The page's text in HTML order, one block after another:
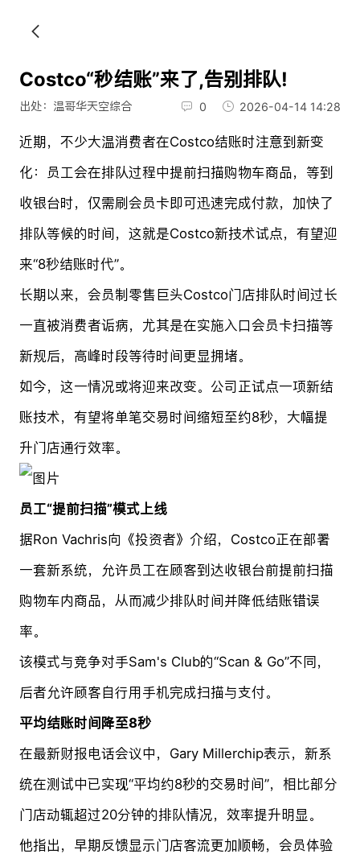
Costco“秒结账”来了,告别排队!
出处：温哥华天空综合 0 2026-04-14 14:28
近期，不少大温消费者在Costco结账时注意到新变
化：员工会在排队过程中提前扫描购物车商品，等到
收银台时，仅需刷会员卡即可迅速完成付款，加快了
排队等候的时间，这就是Costco新技术试点，有望迎
来“8秒结账时代”。
长期以来，会员制零售巨头Costco门店排队时间过长
一直被消费者诟病，尤其是在实施入口会员卡扫描等
新规后，高峰时段等待时间更显拥堵。
如今，这一情况或将迎来改变。公司正试点一项新结
账技术，有望将单笔交易时间缩短至约8秒，大幅提
升门店通行效率。
员工“提前扫描”模式上线
据Ron Vachris向《投资者》介绍，Costco正在部署
一套新系统，允许员工在顾客到达收银台前提前扫描
购物车内商品，从而减少排队时间并降低结账错误
率。
该模式与竞争对手Sam's Club的“Scan & Go”不同，
后者允许顾客自行用手机完成扫描与支付。
平均结账时间降至8秒
在最新财报电话会议中，Gary Millerchip表示，新系
统在测试中已实现“平均约8秒的交易时间”，相比部分
门店动辄超过20分钟的排队情况，效率提升明显。
他指出，早期反馈显示门店客流更加顺畅，会员体验